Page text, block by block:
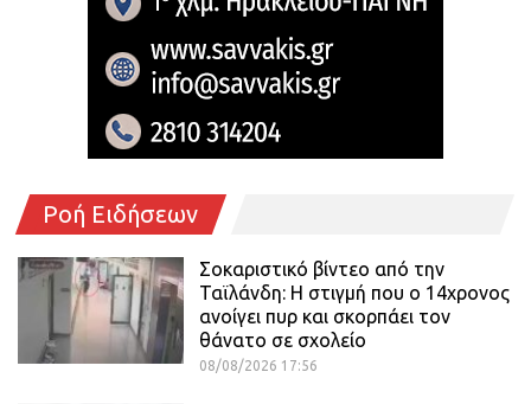
Ροή Ειδήσεων
Σοκαριστικό βίντεο από την
Ταϊλάνδη: Η στιγμή που ο 14χρονος
ανοίγει πυρ και σκορπάει τον
θάνατο σε σχολείο
08/08/2026 17:56